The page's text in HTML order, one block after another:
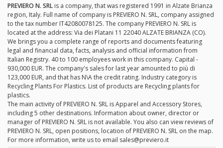
PREVIERO N. SRL is a company, that was registered 1991 in Alzate Brianza
region, Italy. Full name of company is PREVIERO N. SRL, company assigned
to the tax number IT42080078125. The company PREVIERO N. SRL is
located at the address: Via dei Platani 11 22040 ALZATE BRIANZA (CO).
We brings you a complete range of reports and documents featuring
legal and financial data, facts, analysis and official information from
Italian Registry. 40 to 100 employees work in this company. Capital -
930,000 EUR. The company's sales for last year amounted to più di
123,000 EUR, and that has N\A the credit rating. Industry category is
Recycling Plants For Plastics. List of products are Recycling plants for
plastics.
The main activity of PREVIERO N. SRL is Apparel and Accessory Stores,
including 5 other destinations. Information about owner, director or
manager of PREVIERO N. SRL is not available. You also can view reviews of
PREVIERO N. SRL, open positions, location of PREVIERO N. SRL on the map.
For more information, write us to email sales@previero.it